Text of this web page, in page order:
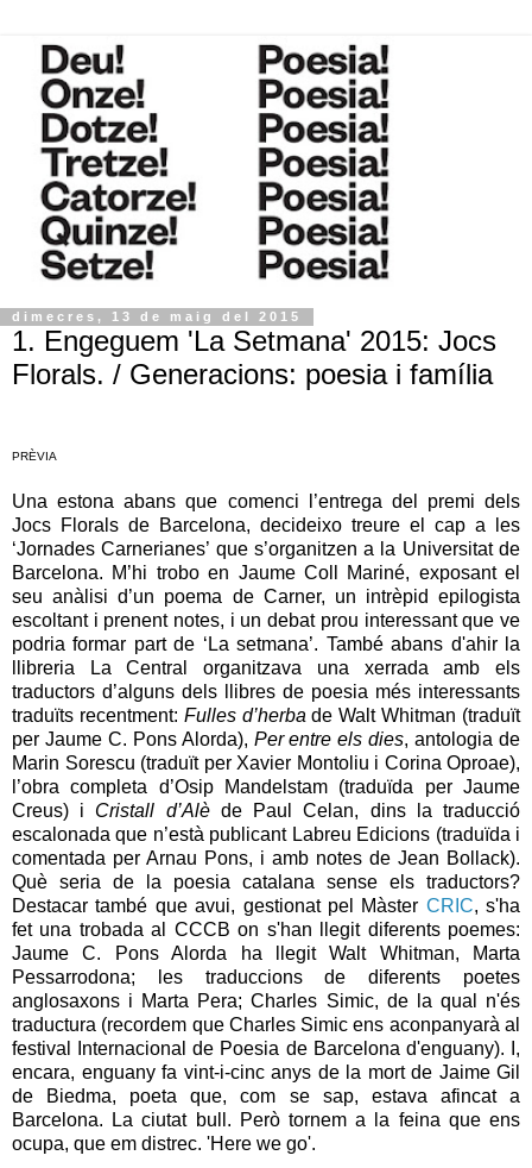
dimecres, 13 de maig del 2015
1. Engeguem 'La Setmana' 2015: Jocs
Florals. / Generacions: poesia i família
PRÈVIA
Una estona abans que comenci l’entrega del premi dels
Jocs Florals de Barcelona, decideixo treure el cap a les
‘Jornades Carnerianes’ que s’organitzen a la Universitat de
Barcelona. M’hi trobo en Jaume Coll Mariné, exposant el
seu anàlisi d’un poema de Carner, un intrèpid epilogista
escoltant i prenent notes, i un debat prou interessant que ve
podria formar part de ‘La setmana’. També abans d'ahir la
llibreria La Central organitzava una xerrada amb els
traductors d’alguns dels llibres de poesia més interessants
traduïts recentment: Fulles d’herba de Walt Whitman (traduït
per Jaume C. Pons Alorda), Per entre els dies, antologia de
Marin Sorescu (traduït per Xavier Montoliu i Corina Oproae),
l’obra completa d’Osip Mandelstam (traduïda per Jaume
Creus) i Cristall d’Alède Paul Celan, dins la traducció
escalonada que n’està publicant Labreu Edicions (traduïda i
comentada per Arnau Pons, i amb notes de Jean Bollack).
Què seria de la poesia catalana sense els traductors?
Destacar també que avui, gestionat pel Màster CRIC, s'ha
fet una trobada al CCCB on s'han llegit diferents poemes:
Jaume C. Pons Alorda ha llegit Walt Whitman, Marta
Pessarrodona; les traduccions de diferents poetes
anglosaxons i Marta Pera; Charles Simic, de la qual n'és
traductura (recordem que Charles Simic ens aconpanyarà al
festival Internacional de Poesia de Barcelona d'enguany). I,
encara, enguany fa vint-i-cinc anys de la mort de Jaime Gil
de Biedma, poeta que, com se sap, estava afincat a
Barcelona. La ciutat bull. Però tornem a la feina que ens
ocupa, que em distrec. 'Here we go'.